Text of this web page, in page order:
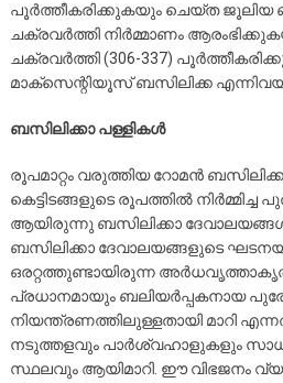
പൂര്‍ത്തീകരിക്കുകയും ചെയ്ത ജൂലിയ
ചക്രവര്‍ത്തി നിര്‍മ്മാണം
ചക്രവര്‍ത്തി (306-337)
മാക്‌സെന്റിയൂസ് ബസിലിക്ക
ബസിലിക്കാ പള്ളികള്‍
രൂപമാറ്റം വരുത്തിയ റോമന്‍ ബസിലിക്ക
കെട്ടിടങ്ങളുടെ രൂപത്തില്‍ നിര്‍മ്മിച്ച
ആയിരുന്നു ബസിലിക്കാ ദേവാലയങ്ങള്‍
ബസിലിക്കാ ദേവാലയങ്ങളുടെ
ഒരറ്റത്തുണ്ടായിരുന്ന
പ്രധാനമായും ബലിയര്‍പ്പകനായ
നിയന്ത്രണത്തിലുള്ളതായി മാറി
നടുത്തളവും പാര്‍ശ്വഹാളുകളും
സ്ഥലവും ആയിമാറി. ഈ വിഭജനം